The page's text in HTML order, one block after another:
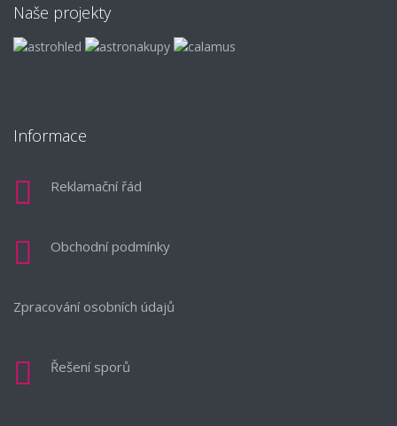
Naše projekty
Informace
Reklamační řád
Obchodní podmínky
Zpracování osobních údajů
Řešení sporů